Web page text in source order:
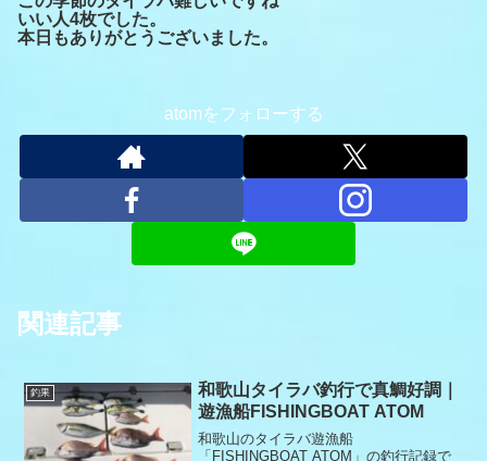
いい人4枚でした。
本日もありがとうございました。
atomをフォローする
関連記事
釣果
和歌山タイラバ釣行で真鯛好調｜
遊漁船FISHINGBOAT ATOM
和歌山のタイラバ遊漁船
「FISHINGBOAT ATOM」の釣行記録で